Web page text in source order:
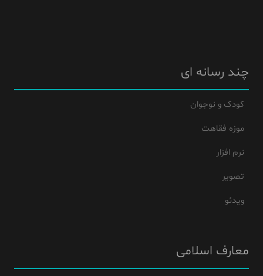
چند رسانه ای
کودک و نوجوان
موزه فقاهت
نرم افزار
تصویر
ویدئو
معارف اسلامی